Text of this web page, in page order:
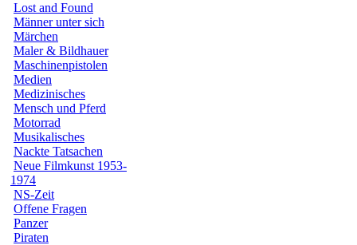
Lost and Found
Männer unter sich
Märchen
Maler & Bildhauer
Maschinenpistolen
Medien
Medizinisches
Mensch und Pferd
Motorrad
Musikalisches
Nackte Tatsachen
Neue Filmkunst 1953-
1974
NS-Zeit
Offene Fragen
Panzer
Piraten